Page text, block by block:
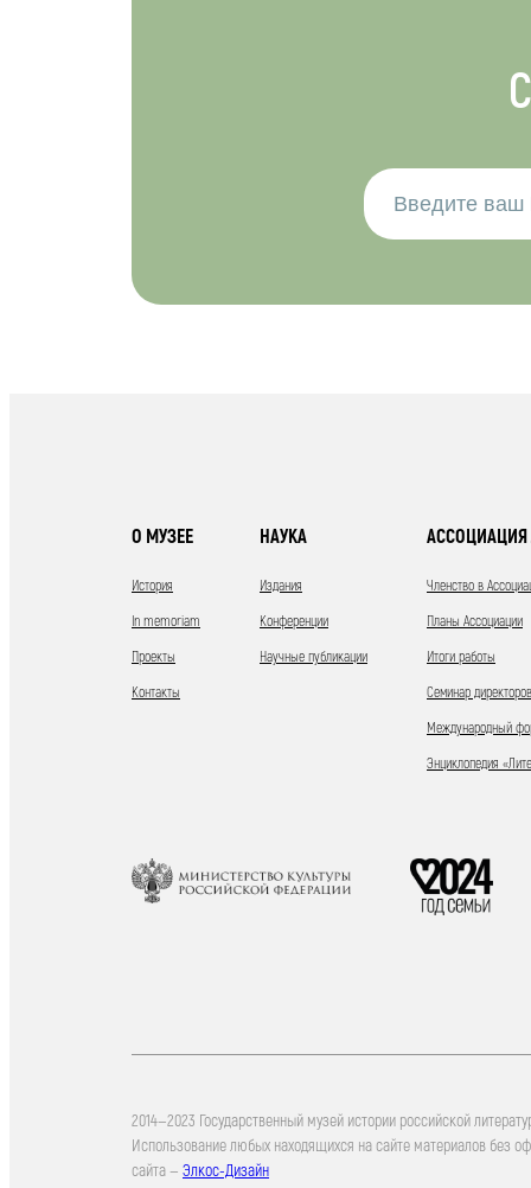
О МУЗЕЕ
История
In memoriam
Проекты
Контакты
НАУКА
Издания
Конференции
Научные публикации
АССОЦИАЦИЯ
Членство в
Планы Ассоциации
Итоги работы
Семинар
Международный
Энциклопедия
2014—2023 Государственный музей истории российской
Использование любых находящихся на сайте материалов без
сайта — Элкос-Дизайн